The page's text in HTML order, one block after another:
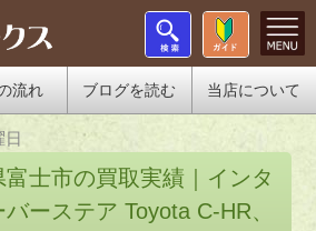
流れ ブログを読む 当店について
富士市の買取実績｜インタ
ーステア Toyota C-HR、